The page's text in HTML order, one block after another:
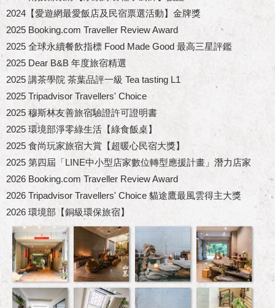
2024【愛遊網最愛飯店及民宿票選活動】金牌獎
2025 Booking.com Traveller Review Award
2025 全球永續餐飲指標 Food Made Good 最高三星評鑑
2025 Dear B&B 年度旅宿精選
2025 講茶學院 茶葉品評一級 Tea tasting L1
2025 Tripadvisor Travellers' Choice
2025 穆斯林友善旅宿驗證許可證明書
2025 環境部淨零綠生活【綠食飯桌】
2025 食尚玩家旅宿大賞【超暖心民宿大獎】
2025 第四屆「LINE中小型店家數位轉型應援計畫」潛力店家
2026 Booking.com Traveller Review Award
2026 Tripadvisor Travellers' Choice 貓途鷹最風雲得主大獎
2026 環境部【銅級環保旅宿】